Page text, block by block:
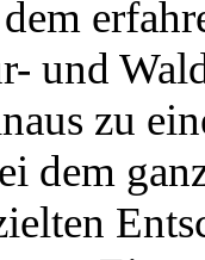
und
zu
dem